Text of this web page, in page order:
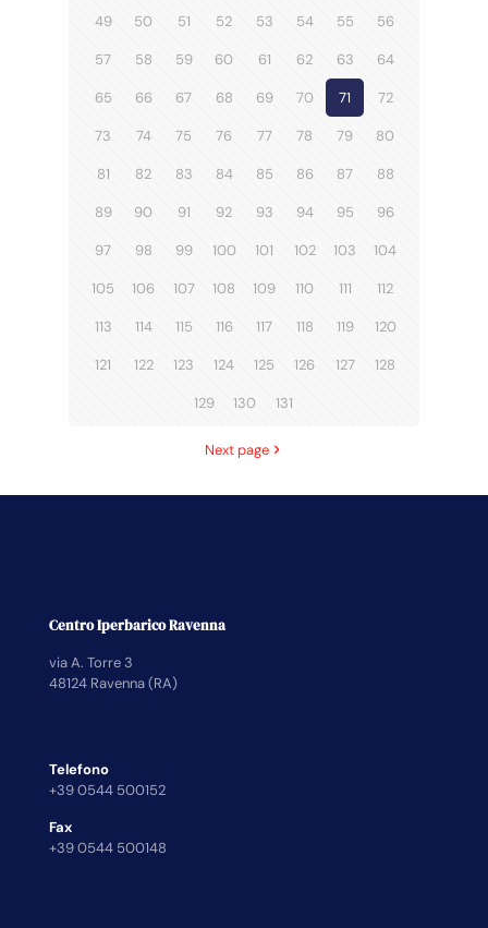
49 50 51 52 53 54 55 56
57 58 59 60 61 62 63 64
65 66 67 68 69 70 71 72
73 74 75 76 77 78 79 80
81 82 83 84 85 86 87 88
89 90 91 92 93 94 95 96
97 98 99 100 101 102 103 104
105 106 107 108 109 110 111 112
113 114 115 116 117 118 119 120
121 122 123 124 125 126 127 128
129 130 131
Next page
Centro Iperbarico Ravenna
via A. Torre 3
48124 Ravenna (RA)
Telefono
+39 0544 500152
Fax
+39 0544 500148